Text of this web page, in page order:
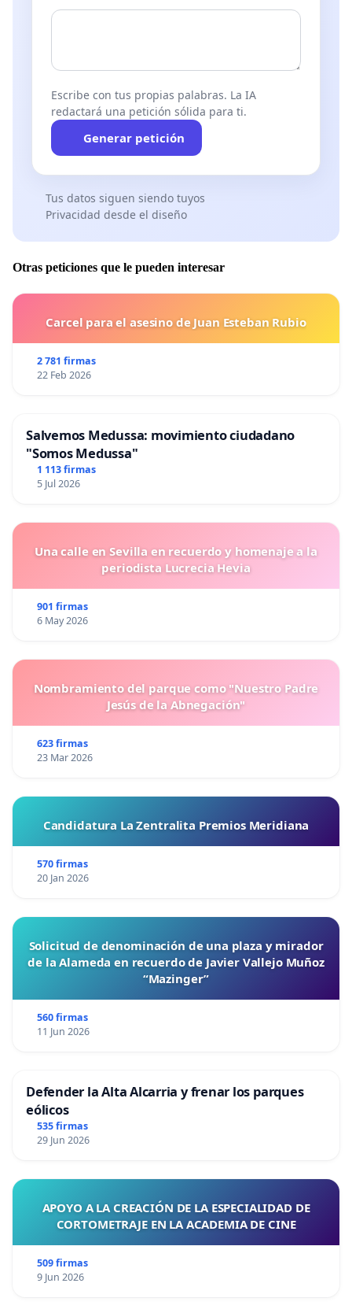
Escribe con tus propias palabras. La IA
redactará una petición sólida para ti.
Generar petición
Tus datos siguen siendo tuyos
Privacidad desde el diseño
Otras peticiones que le pueden interesar
Carcel para el asesino de Juan Esteban Rubio
2 781 firmas
22 Feb 2026
Salvemos Medussa: movimiento ciudadano
"Somos Medussa"
1 113 firmas
5 Jul 2026
Una calle en Sevilla en recuerdo y homenaje a la
periodista Lucrecia Hevia
901 firmas
6 May 2026
Nombramiento del parque como "Nuestro Padre
Jesús de la Abnegación"
623 firmas
23 Mar 2026
Candidatura La Zentralita Premios Meridiana
570 firmas
20 Jan 2026
Solicitud de denominación de una plaza y mirador
de la Alameda en recuerdo de Javier Vallejo Muñoz
“Mazinger”
560 firmas
11 Jun 2026
Defender la Alta Alcarria y frenar los parques
eólicos
535 firmas
29 Jun 2026
APOYO A LA CREACIÓN DE LA ESPECIALIDAD DE
CORTOMETRAJE EN LA ACADEMIA DE CINE
509 firmas
9 Jun 2026